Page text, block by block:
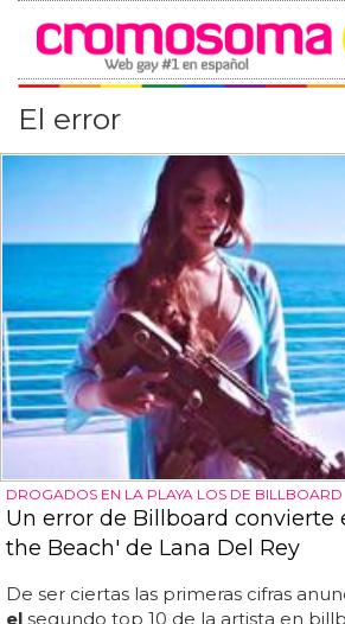
El error
DROGADOS EN LA PLAYA LOS DE BILLBOARD
Un error de Billboard convierte
the Beach' de Lana Del Rey
De ser ciertas las primeras cifras
el segundo top 10 de la artista en